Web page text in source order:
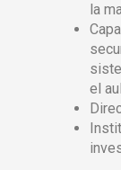
la
el